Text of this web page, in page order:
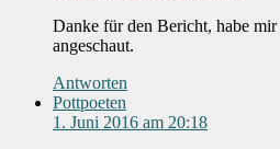
Danke für den Bericht, habe mir
angeschaut.
Antworten
Pottpoeten
1. Juni 2016 am 20:18